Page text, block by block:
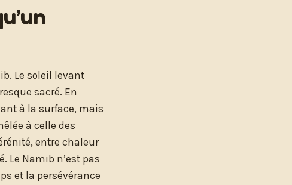
Le soleil levant
sacré. En
à la surface, mais
à celle des
entre chaleur
Namib n’est pas
et la persévérance